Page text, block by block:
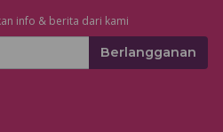
info & berita dari kami
Berlangganan